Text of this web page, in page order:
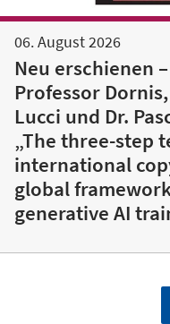
06. August 2026
Neu erschienen
Professor
Lucci und Dr.
„The three-step
international
global
generative AI